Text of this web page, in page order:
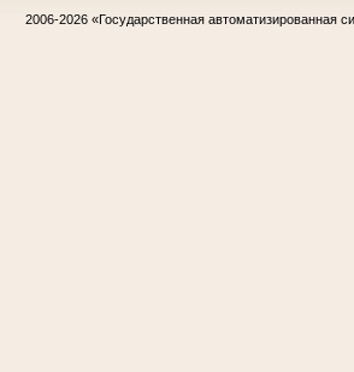
2006-2026 «Государственная автоматизированная